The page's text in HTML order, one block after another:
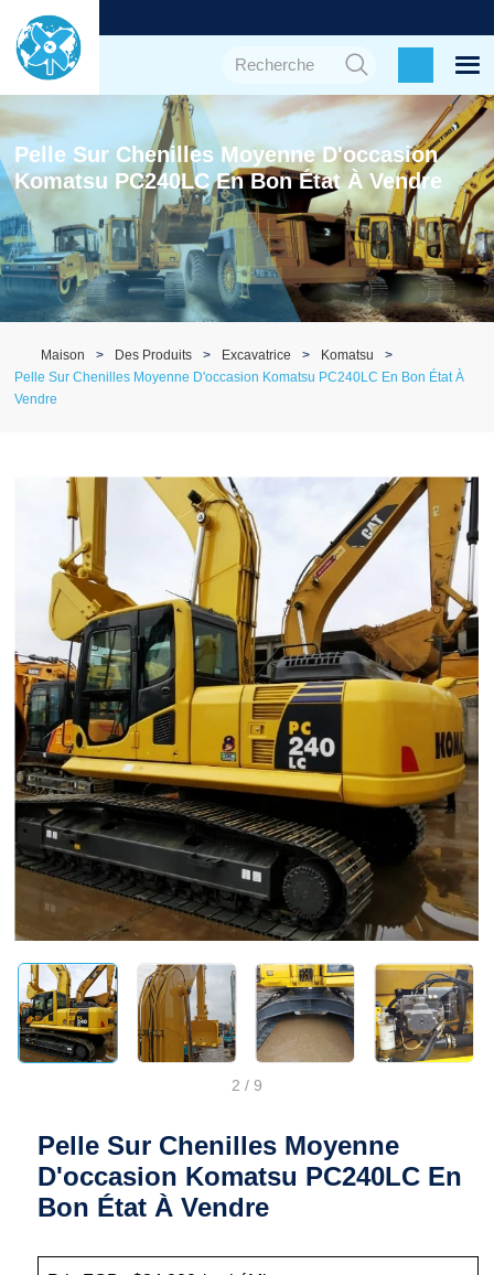
Pelle Sur Chenilles Moyenne D'occasion
Komatsu PC240LC En Bon État À Vendre
Maison Des Produits Excavatrice
Komatsu
Pelle Sur Chenilles Moyenne D'occasion Komatsu PC240LC En Bon État À
Vendre
2 / 9
Pelle Sur Chenilles Moyenne
D'occasion Komatsu PC240LC En
Bon État À Vendre